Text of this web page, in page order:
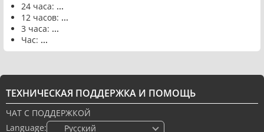
24 часа: ...
12 часов: ...
3 часа: ...
Час: ...
ТЕХНИЧЕСКАЯ ПОДДЕРЖКА И ПОМОЩЬ
ЧАТ С ПОДДЕРЖКОЙ
Language:
🇷🇺 Русский